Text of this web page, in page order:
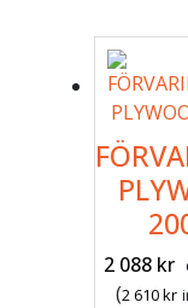
2 088 kr
(2 610kr